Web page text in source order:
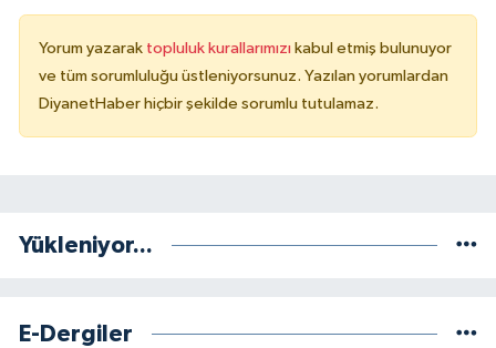
Yorum yazarak topluluk kurallarımızı kabul etmiş bulunuyor
ve tüm sorumluluğu üstleniyorsunuz. Yazılan yorumlardan
DiyanetHaber hiçbir şekilde sorumlu tutulamaz.
Yükleniyor...
E-Dergiler
Manisa Müftülüğü
Mardin Müftülüğü
Muğla Müftülüğü